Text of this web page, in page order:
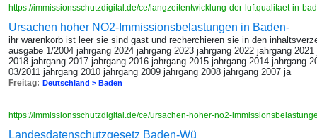
https://immissionsschutzdigital.de/ce/langzeitentwicklung-der-luftqualitaet-in-
Ursachen hoher NO2-Immissionsbelastungen in Baden-
ihr warenkorb ist leer sie sind gast und recherchieren sie in den
ausgabe 1/2004 jahrgang 2024 jahrgang 2023 jahrgang 2022 jahrgang
2018 jahrgang 2017 jahrgang 2016 jahrgang 2015 jahrgang 2014 jahrgang
03/2011 jahrgang 2010 jahrgang 2009 jahrgang 2008 jahrgang 2007 ja
Freitag: Deutschland > Baden
https://immissionsschutzdigital.de/ce/ursachen-hoher-no2-
Landesdatenschutzgesetz Baden-Wü